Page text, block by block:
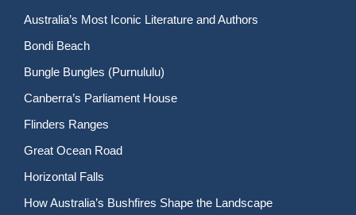
Australia’s Most Iconic Literature and Authors
Bondi Beach
Bungle Bungles (Purnululu)
Canberra’s Parliament House
Flinders Ranges
Great Ocean Road
Horizontal Falls
How Australia’s Bushfires Shape the Landscape